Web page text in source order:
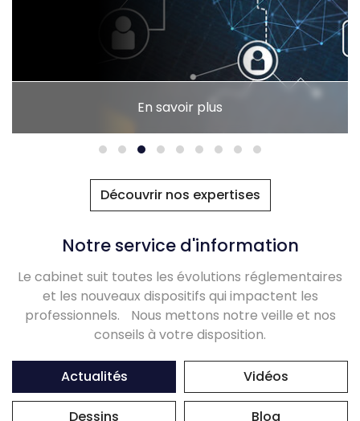
En savoir plus
Découvrir nos expertises
Notre service d'information
Le cabinet suit toutes les évolutions réglementaires
et les nouveaux dispositifs qui impactent les
professionnels. Nous mettons notre veille et nos
conseils à votre disposition.
Actualités Vidéos
Dessins Blog